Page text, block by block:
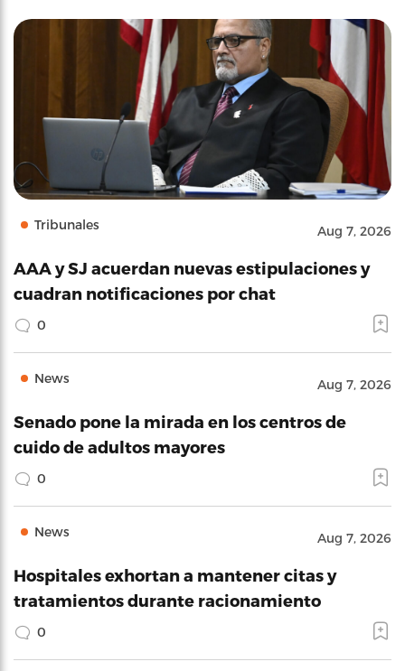
Tribunales Aug 7, 2026
AAA y SJ acuerdan nuevas estipulaciones y
cuadran notificaciones por chat
0
News Aug 7, 2026
Senado pone la mirada en los centros de
cuido de adultos mayores
0
News Aug 7, 2026
Hospitales exhortan a mantener citas y
tratamientos durante racionamiento
0